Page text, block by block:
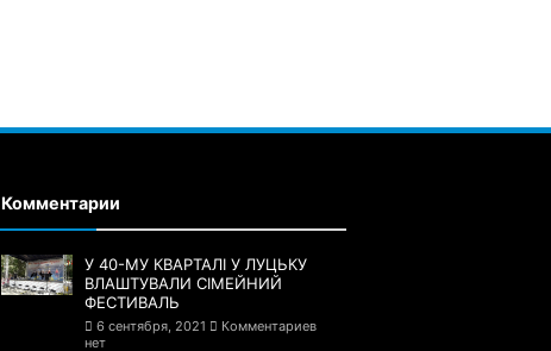
Комментарии
У 40-МУ КВАРТАЛІ У ЛУЦЬКУ
ВЛАШТУВАЛИ СІМЕЙНИЙ
ФЕСТИВАЛЬ
6 сентября, 2021
Комментариев
нет